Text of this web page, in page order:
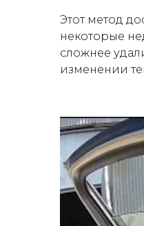
Этот метод
некоторые
сложнее
изменении